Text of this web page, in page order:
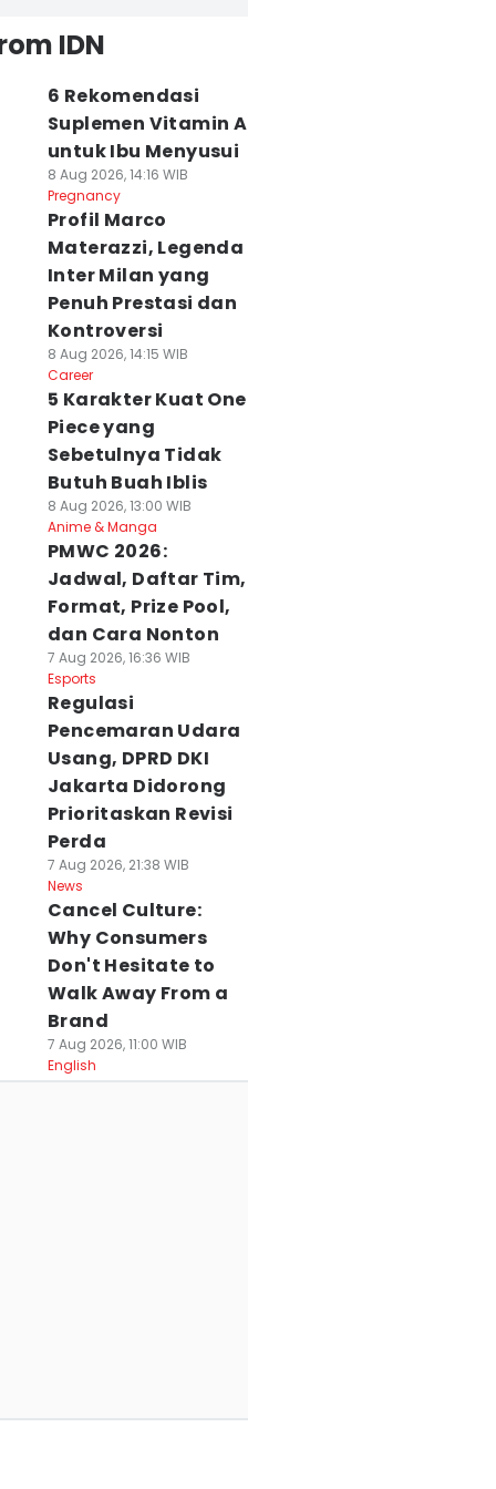
IDN
6 Rekomendasi
Suplemen Vitamin A
untuk Ibu Menyusui
8 Aug 2026, 14:16 WIB
Pregnancy
Profil Marco
Materazzi, Legenda
Inter Milan yang
Penuh Prestasi dan
Kontroversi
8 Aug 2026, 14:15 WIB
Career
5 Karakter Kuat One
Piece yang
Sebetulnya Tidak
Butuh Buah Iblis
8 Aug 2026, 13:00 WIB
Anime & Manga
PMWC 2026:
Jadwal, Daftar Tim,
Format, Prize Pool,
dan Cara Nonton
7 Aug 2026, 16:36 WIB
Esports
Regulasi
Pencemaran Udara
Usang, DPRD DKI
Jakarta Didorong
Prioritaskan Revisi
Perda
7 Aug 2026, 21:38 WIB
News
Cancel Culture:
Why Consumers
Don't Hesitate to
Walk Away From a
Brand
7 Aug 2026, 11:00 WIB
English